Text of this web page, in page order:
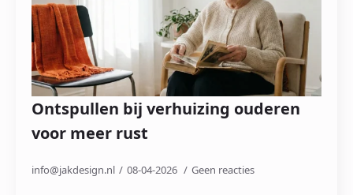
Ontspullen bij verhuizing ouderen
voor meer rust
info@jakdesign.nl 08-04-2026 Geen reacties